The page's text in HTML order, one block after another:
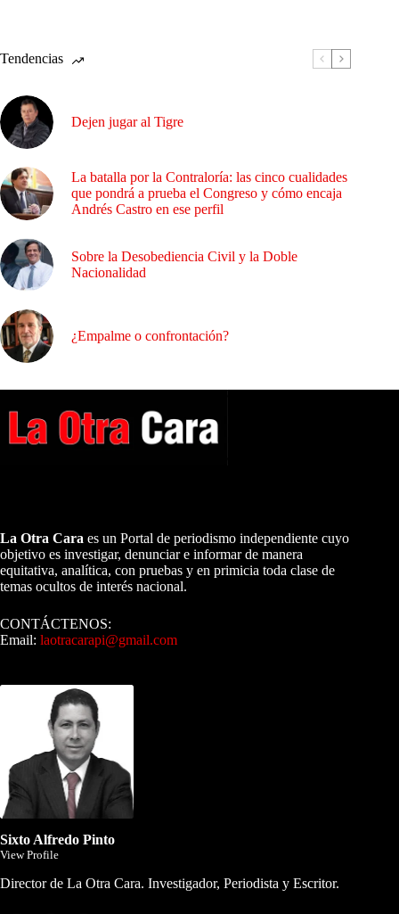
Tendencias
Dejen jugar al Tigre
La batalla por la Contraloría: las cinco cualidades
que pondrá a prueba el Congreso y cómo encaja
Andrés Castro en ese perfil
Sobre la Desobediencia Civil y la Doble
Nacionalidad
¿Empalme o confrontación?
La Otra Cara es un Portal de periodismo independiente cuyo
objetivo es investigar, denunciar e informar de manera
equitativa, analítica, con pruebas y en primicia toda clase de
temas ocultos de interés nacional.
CONTÁCTENOS:
Email: laotracarapi@gmail.com
Sixto Alfredo Pinto
View Profile
Director de La Otra Cara. Investigador, Periodista y Escritor.